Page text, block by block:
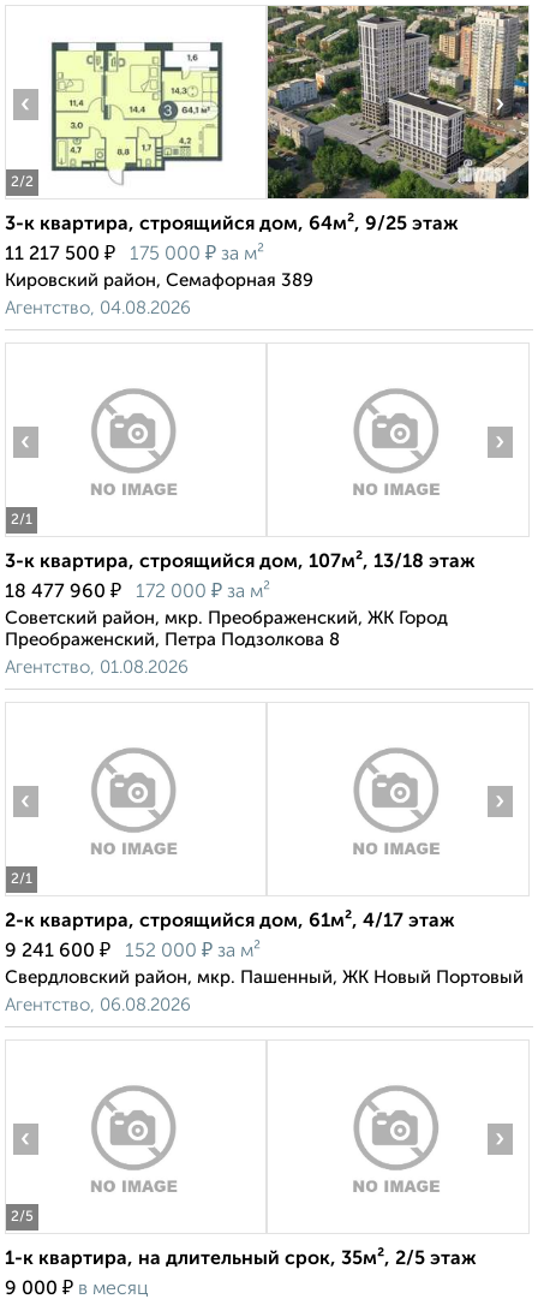
2/2
‹ ›
3-к квартира, строящийся дом, 64м², 9/25 этаж
11 217 500 ₽ 175 000 ₽ за м²
Кировский район, Семафорная 389
Агентство, 04.08.2026
2/1
‹ ›
3-к квартира, строящийся дом, 107м², 13/18 этаж
18 477 960 ₽ 172 000 ₽ за м²
Советский район, мкр. Преображенский, ЖК Город
Преображенский, Петра Подзолкова 8
Агентство, 01.08.2026
2/1
‹ ›
2-к квартира, строящийся дом, 61м², 4/17 этаж
9 241 600 ₽ 152 000 ₽ за м²
Свердловский район, мкр. Пашенный, ЖК Новый Портовый
Агентство, 06.08.2026
2/5
‹ ›
1-к квартира, на длительный срок, 35м², 2/5 этаж
9 000 ₽ в месяц